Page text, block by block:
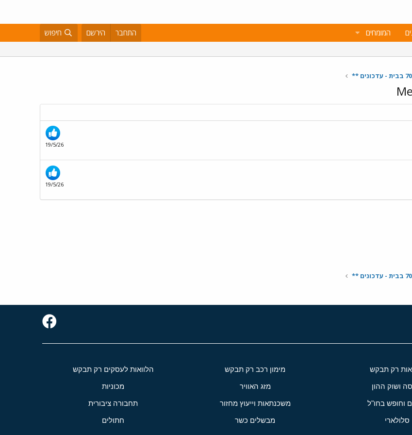
המומחים התחבר הירשם חיפוש
19/5/26
19/5/26
רק תבקש מימון רכב רק תבקש הלוואות לעסקים רק תבקש
ושוק ההון מזג האוויר מכוניות
וחופש בחו"ל משכנתאות וייעוץ מחזור תחבורה ציבורית
סלולארי מבשלים כשר חתולים